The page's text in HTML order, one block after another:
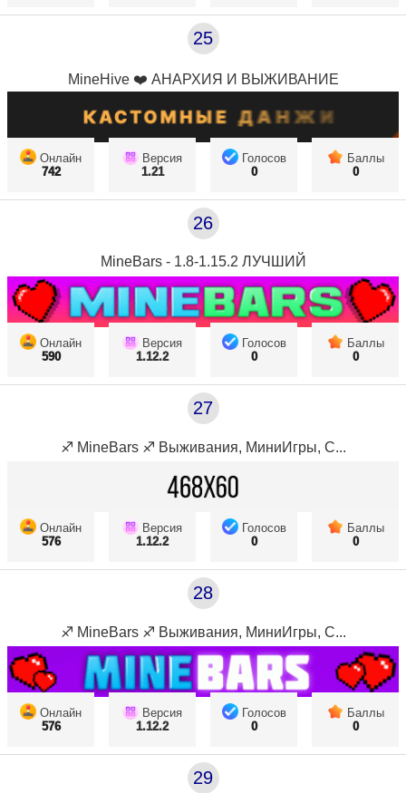
25
MineHive ❤️ АНАРХИЯ И ВЫЖИВАНИЕ
Онлайн
742
Версия
1.21
Голосов
0
Баллы
0
26
MineBars - 1.8-1.15.2 ЛУЧШИЙ
Онлайн
590
Версия
1.12.2
Голосов
0
Баллы
0
27
♐ MineBars ♐ Выживания, МиниИгры, С...
Онлайн
576
Версия
1.12.2
Голосов
0
Баллы
0
28
♐ MineBars ♐ Выживания, МиниИгры, С...
Онлайн
576
Версия
1.12.2
Голосов
0
Баллы
0
29